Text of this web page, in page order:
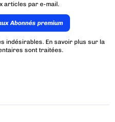
articles par e-mail.
Abonnés premium
indésirables. En savoir plus sur la
sont traitées.